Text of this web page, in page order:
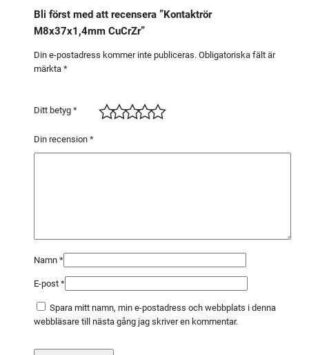
Bli först med att recensera ”Kontaktrör
M8x37x1,4mm CuCrZr”
Din e-postadress kommer inte publiceras. Obligatoriska fält är
märkta *
Ditt betyg *
Din recension *
Namn *
E-post *
Spara mitt namn, min e-postadress och webbplats i denna
webbläsare till nästa gång jag skriver en kommentar.